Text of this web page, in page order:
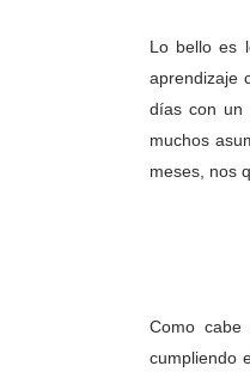
Lo bello es
aprendizaje
días con un
muchos
meses, nos
Como
cumpliendo